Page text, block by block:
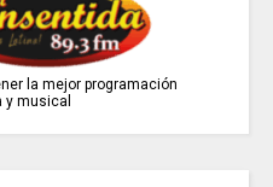
la mejor programación
y musical